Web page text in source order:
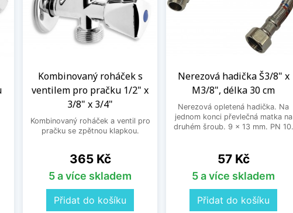
Kombinovaný roháček s
ventilem pro pračku 1/2" x
3/8" x 3/4"
Kombinovaný roháček a ventil pro
pračku se zpětnou klapkou.
Cena
365 Kč
5 a více skladem
Přidat do košíku
Nerezová hadička Š3/8" x
M3/8", délka 30 cm
Nerezová opletená hadička. Na
jednom konci převlečná matka na
druhém šroub. 9 x 13 mm. PN 10.
Cena
57 Kč
5 a více skladem
Přidat do košíku